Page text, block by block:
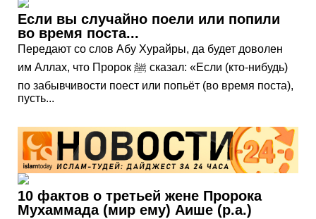
Если вы случайно поели или попили
во время поста...
Передают со слов Абу Хурайры, да будет доволен
им Аллах, что Пророк ﷺ сказал: «Если (кто-нибудь)
по забывчивости поест или попьёт (во время поста),
пусть...
10 фактов о третьей жене Пророка
Мухаммада (мир ему) Аише (р.а.)